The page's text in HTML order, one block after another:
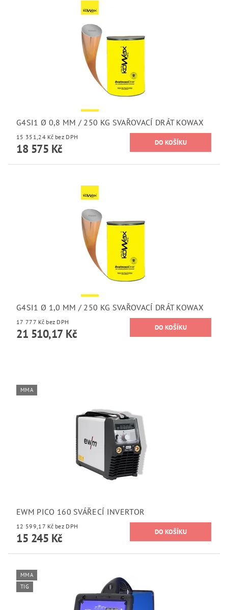
G4SI1 Ø 0,8 MM / 250 KG SVAŘOVACÍ DRÁT KOWAX
15 351,24 Kč bez DPH
18 575 Kč
G4SI1 Ø 1,0 MM / 250 KG SVAŘOVACÍ DRÁT KOWAX
17 777 Kč bez DPH
21 510,17 Kč
MMA
EWM PICO 160 SVÁŘECÍ INVERTOR
12 599,17 Kč bez DPH
15 245 Kč
MMA
TIG